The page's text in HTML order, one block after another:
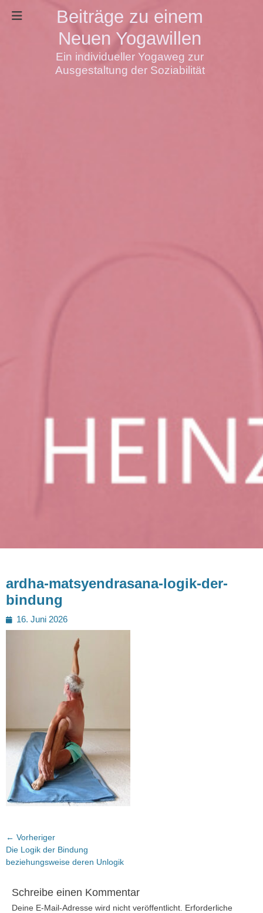
Beiträge zu einem
Neuen Yogawillen
Ein individueller Yogaweg zur
Ausgestaltung der Soziabilität
ardha-matsyendrasana-logik-der-
bindung
Posted
on
16. Juni 2026
Beitragsnavigation
← Vorheriger
Vorheriger
Beitrag:
Die Logik der Bindung
beziehungsweise deren Unlogik
Schreibe einen Kommentar
Deine E-Mail-Adresse wird nicht veröffentlicht. Erforderliche